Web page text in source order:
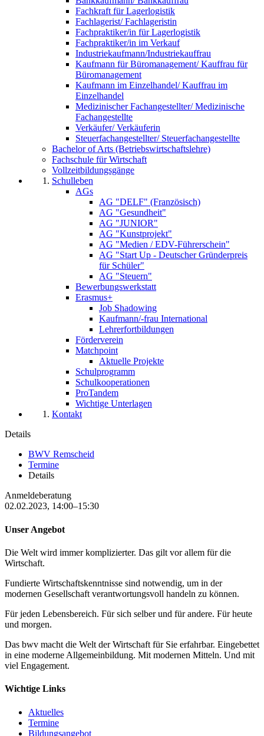
Fachkraft für Lagerlogistik
Fachlagerist/ Fachlageristin
Fachpraktiker/in für Lagerlogistik
Fachpraktiker/in im Verkauf
Industriekaufmann/Industriekauffrau
Kaufmann für Büromanagement/ Kauffrau für
Büromanagement
Kaufmann im Einzelhandel/ Kauffrau im
Einzelhandel
Medizinischer Fachangestellter/ Medizinische
Fachangestellte
Verkäufer/ Verkäuferin
Steuerfachangestellter/ Steuerfachangestellte
Bachelor of Arts (Betriebswirtschaftslehre)
Fachschule für Wirtschaft
Vollzeitbildungsgänge
Schulleben
AGs
AG "DELF" (Französisch)
AG "Gesundheit"
AG "JUNIOR"
AG "Kunstprojekt"
AG "Medien / EDV-Führerschein"
AG "Start Up - Deutscher Gründerpreis
für Schüler"
AG "Steuern"
Bewerbungswerkstatt
Erasmus+
Job Shadowing
Kaufmann/-frau International
Lehrerfortbildungen
Förderverein
Matchpoint
Aktuelle Projekte
Schulprogramm
Schulkooperationen
ProTandem
Wichtige Unterlagen
Kontakt
Details
BWV Remscheid
Termine
Details
Anmeldeberatung
02.02.2023, 14:00–15:30
Unser Angebot
Die Welt wird immer komplizierter. Das gilt vor allem für die
Wirtschaft.
Fundierte Wirtschaftskenntnisse sind notwendig, um in der
modernen Gesellschaft verantwortungsvoll handeln zu können.
Für jeden Lebensbereich. Für sich selber und für andere. Für heute
und morgen.
Das bwv macht die Welt der Wirtschaft für Sie erfahrbar. Eingebettet
in eine moderne Allgemeinbildung. Mit modernen Mitteln. Und mit
viel Engagement.
Wichtige Links
Aktuelles
Termine
Bildungsangebot